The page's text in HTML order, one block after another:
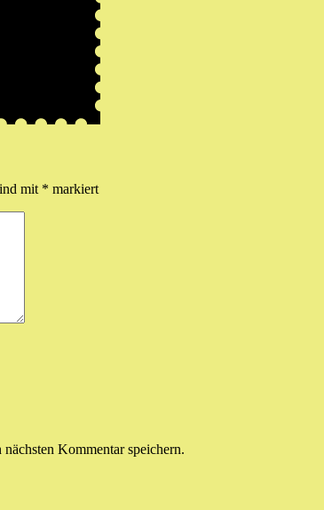
mit * markiert
Kommentar speichern.